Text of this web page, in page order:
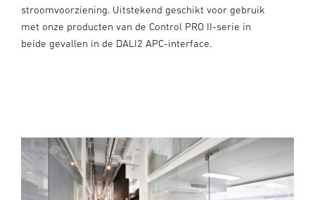
stroomvoorziening. Uitstekend geschikt voor gebruik
met onze producten van de Control PRO II-serie in
beide gevallen in de DALI2 APC-interface.